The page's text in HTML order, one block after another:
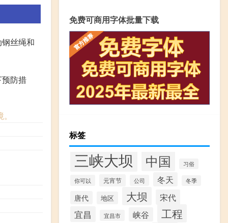
丝绳和
防措
免费可商用字体批量下载
标签
三峡大坝 中国 习俗
你可以 元宵节 公司 冬天 冬季
唐代 地区 大坝 宋代
宜昌 宜昌市 峡谷 工程